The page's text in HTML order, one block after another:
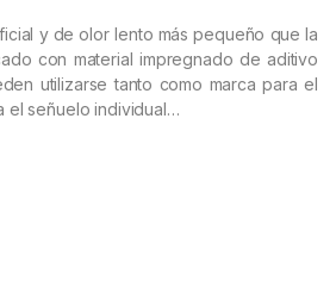
y de olor lento más pequeño que la
con material impregnado de aditivo
utilizarse tanto como marca para el
el señuelo individual…